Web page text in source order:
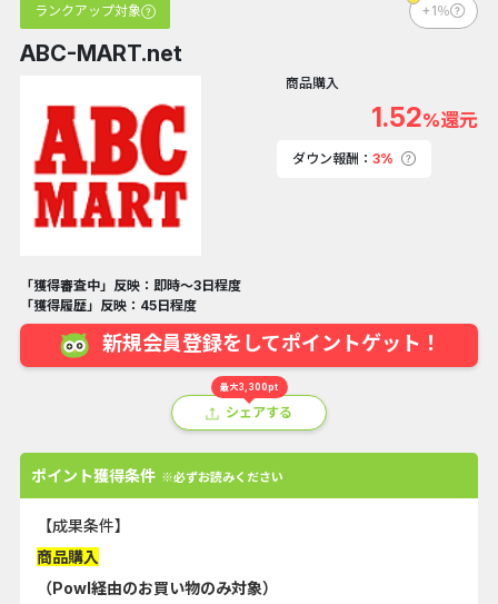
ランクアップ対象 +1％
ABC-MART.net
商品購入
1.52%還元
ダウン報酬： 3%
「獲得審査中」反映：即時～3日程度
「獲得履歴」反映：45日程度
新規会員登録をしてポイントゲット！
最大3,300pt
シェアする
ポイント獲得条件 ※必ずお読みください
【成果条件】
商品購入
（Powl経由のお買い物のみ対象）